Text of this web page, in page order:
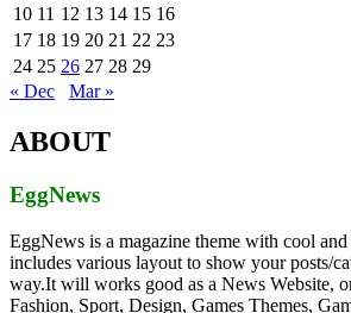
10 11 12 13 14 15 16
17 18 19 20 21 22 23
24 25 26 27 28 29
« Dec
Mar »
ABOUT
EggNews
EggNews is a magazine theme with cool
includes various layout to show your posts/
way.It will works good as a News Website,
Fashion, Sport, Design, Games Themes,